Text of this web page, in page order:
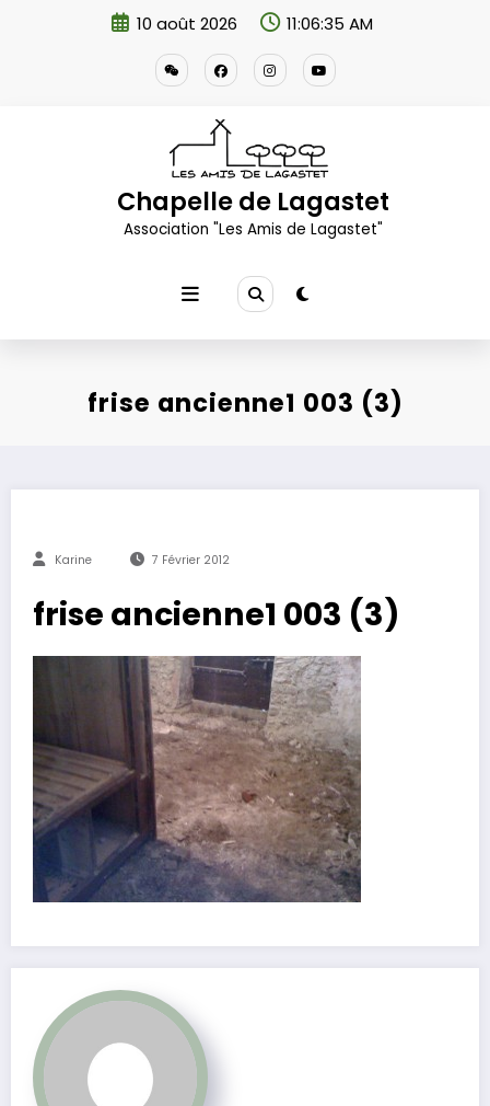
10 août 2026 11:06:36 AM
Chapelle de Lagastet
Association "Les Amis de Lagastet"
frise ancienne1 003 (3)
Karine 7 Février 2012
frise ancienne1 003 (3)